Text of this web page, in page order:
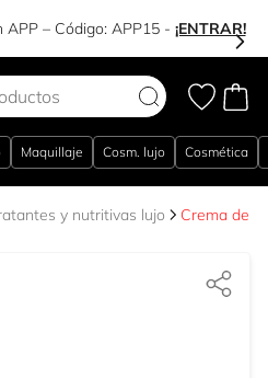
APP – Código: APP15- ¡ENTRAR!
Maquillaje Cosm. lujo Cosmética
y nutritivas lujo Crema de